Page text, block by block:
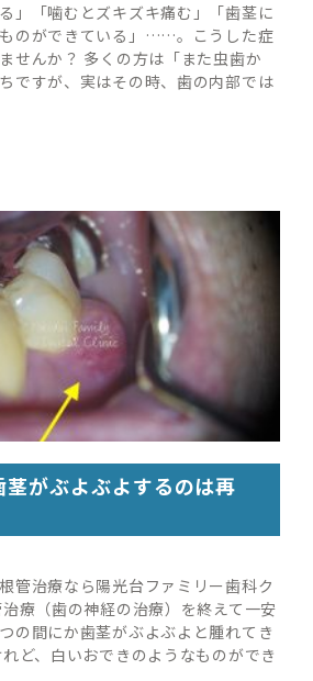
」「噛むとズキズキ痛む」「歯茎に
のができている」……。こうした症
せんか？ 多くの方は「また虫歯か
ですが、実はその時、歯の内部では
がぶよぶよするのは再
管治療なら陽光台ファミリー歯科ク
療（歯の神経の治療）を終えて一安
の間にか歯茎がぶよぶよと腫れてき
ど、白いおできのようなものができ